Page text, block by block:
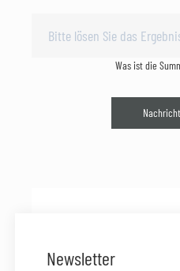
Was ist die
Newsletter